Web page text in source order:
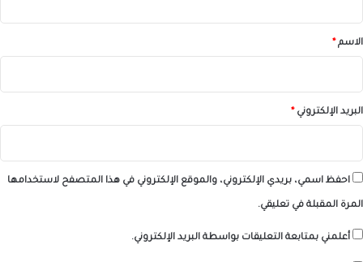
*الاسم *
البريد الإلكتروني *
احفظ اسمي، بريدي الإلكتروني، والموقع الإلكتروني في هذا المتصفح لاستخدامها
المرة المقبلة في تعليقي.
أعلمني بمتابعة التعليقات بواسطة البريد الإلكتروني.